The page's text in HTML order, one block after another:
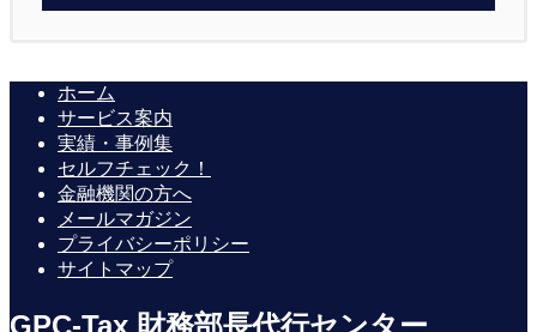
ホーム
サービス案内
実績・事例集
セルフチェック！
金融機関の方へ
メールマガジン
プライバシーポリシー
サイトマップ
GPC-Tax 財務部長代行センター